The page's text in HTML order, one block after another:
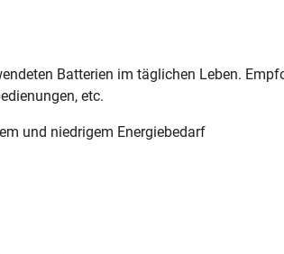
Batterien im täglichen Leben.
etc.
und niedrigem Energiebedarf